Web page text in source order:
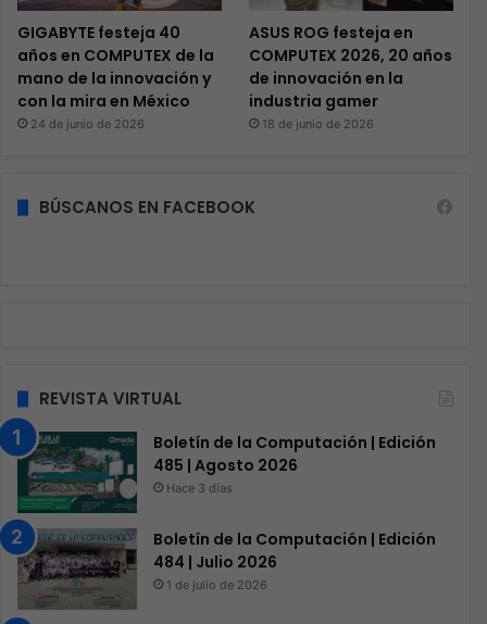
GIGABYTE festeja 40
años en COMPUTEX de la
mano de la innovación y
con la mira en México
24 de junio de 2026
ASUS ROG festeja en
COMPUTEX 2026, 20 años
de innovación en la
industria gamer
18 de junio de 2026
BÚSCANOS EN FACEBOOK
REVISTA VIRTUAL
Boletín de la Computación | Edición
485 | Agosto 2026
Hace 3 días
Boletín de la Computación | Edición
484 | Julio 2026
1 de julio de 2026